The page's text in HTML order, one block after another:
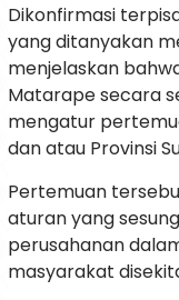
Dikonfirmasi
yang ditanyakan
menjelaskan
Matarape secara
mengatur
dan atau Provinsi
Pertemuan
aturan yang
perusahanan
masyarakat